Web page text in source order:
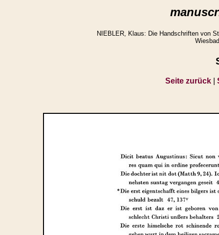
NIEBLER, Klaus: Die Handschriften von
Seite zurück|